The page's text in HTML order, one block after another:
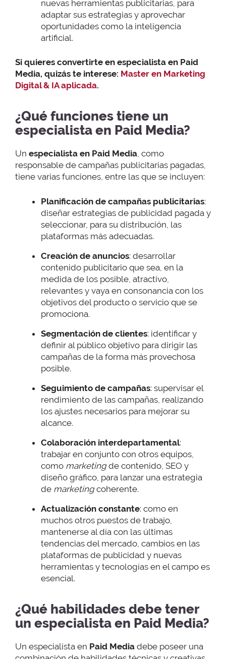
nuevas herramientas publicitarias, para
adaptar sus estrategias y aprovechar
oportunidades como la inteligencia
artificial.
Si quieres convertirte en especialista en Paid
Media, quizás te interese: Master en Marketing
Digital & IA aplicada.
¿Qué funciones tiene un
especialista en Paid Media?
Un especialista en Paid Media, como
responsable de campañas publicitarias pagadas,
tiene varias funciones, entre las que se incluyen:
Planificación de campañas publicitarias:
diseñar estrategias de publicidad pagada y
seleccionar, para su distribución, las
plataformas más adecuadas.
Creación de anuncios: desarrollar
contenido publicitario que sea, en la
medida de los posible, atractivo,
relevantes y vaya en consonancia con los
objetivos del producto o servicio que se
promociona.
Segmentación de clientes: identificar y
definir al público objetivo para dirigir las
campañas de la forma más provechosa
posible.
Seguimiento de campañas: supervisar el
rendimiento de las campañas, realizando
los ajustes necesarios para mejorar su
alcance.
Colaboración interdepartamental:
trabajar en conjunto con otros equipos,
como marketingde contenido, SEO y
diseño gráfico, para lanzar una estrategia
de marketingcoherente.
Actualización constante: como en
muchos otros puestos de trabajo,
mantenerse al día con las últimas
tendencias del mercado, cambios en las
plataformas de publicidad y nuevas
herramientas y tecnologías en el campo es
esencial.
¿Qué habilidades debe tener
un especialista en Paid Media?
Un especialista en Paid Media debe poseer una